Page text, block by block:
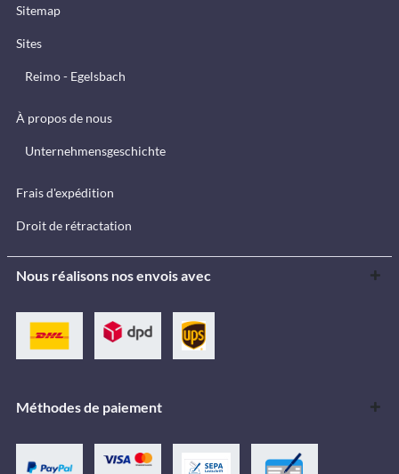
Sitemap
Sites
Reimo - Egelsbach
À propos de nous
Unternehmensgeschichte
Frais d'expédition
Droit de rétractation
Nous réalisons nos envois avec
Méthodes de paiement